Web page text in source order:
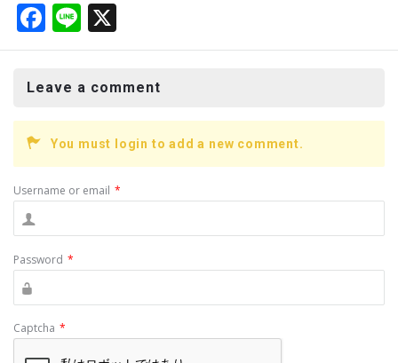
F
a
b
o
o
k
Li
n
Leave a comment
You must login to add a new comment.
Username or email *
Password *
Captcha *